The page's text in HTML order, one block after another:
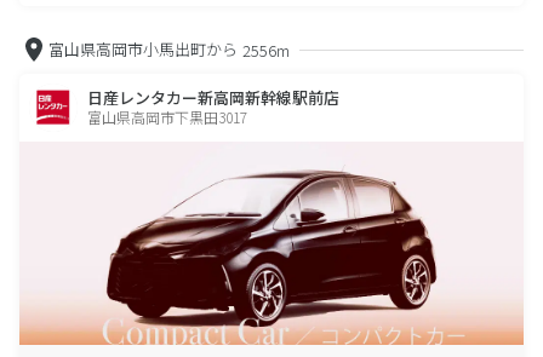
富山県高岡市小馬出町から 2556m
日産レンタカー新高岡新幹線駅前店
富山県高岡市下黒田3017